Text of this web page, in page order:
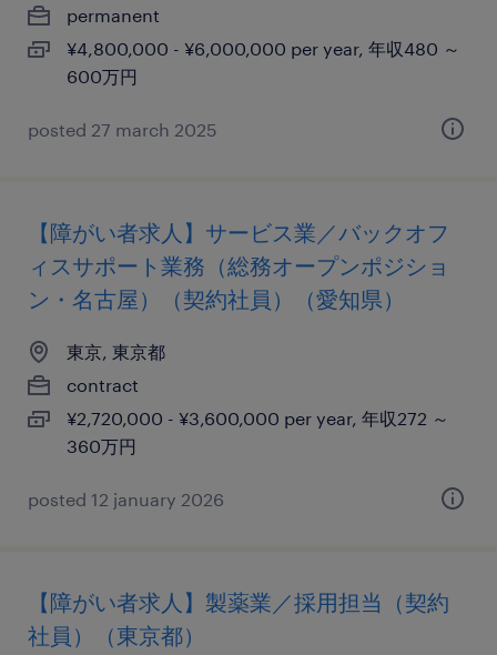
permanent
¥4,800,000 - ¥6,000,000 per year, 年収480 ～
600万円
posted 27 march 2025
【障がい者求人】サービス業／バックオフ
ィスサポート業務（総務オープンポジショ
ン・名古屋）（契約社員）（愛知県）
東京, 東京都
contract
¥2,720,000 - ¥3,600,000 per year, 年収272 ～
360万円
posted 12 january 2026
【障がい者求人】製薬業／採用担当（契約
社員）（東京都）